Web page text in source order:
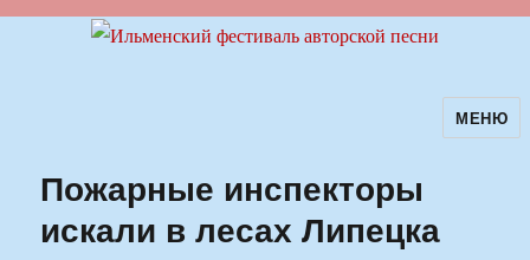
Ильменский фестиваль авторскойМЕНЮ
Пожарные инспекторы
искали в лесах Липецка